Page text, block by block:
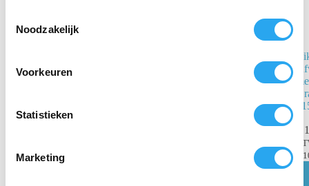
Noodzakelijk
Voorkeuren
Statistieken
Marketing